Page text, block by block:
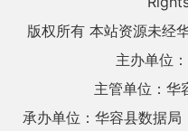
版权所有 本站资源未经
主办单位
主管单位：华
承办单位：华容县数据局